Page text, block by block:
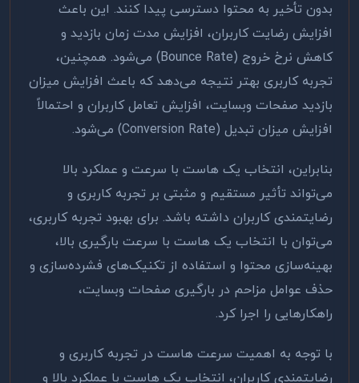
بدون تأخیر به محتوا دسترسی پیدا کنند. این باعث
افزایش رضایت کاربران، افزایش مدت زمان بازدید و
کاهش نرخ خروج (Bounce Rate) می‌شود. همچنین،
تجربه کاربری بهتر نتیجه می‌دهد که باعث افزایش میزان
بازدید صفحات وبسایت، افزایش تعامل کاربران و احتمالاً
افزایش میزان تبدیل (Conversion Rate) می‌شود.
بنابراین، انتخاب یک هاست با سرعت و عملکرد بالا
می‌تواند تأثیر مستقیم و مثبتی بر تجربه کاربری و
رضایتمندی کاربران داشته باشد. برای بهبود تجربه کاربری،
می‌توان با انتخاب یک هاست با سرعت بارگیری بالا،
بهینه‌سازی محتوا و استفاده از تکنیک‌های فشرده‌سازی و
حذف عوامل مزاحم در بارگیری صفحات وبسایت،
راهکارهایی را اجرا کرد.
با توجه به اهمیت سرعت هاست در تجربه کاربری و
رضایتمندی کاربران، انتخاب یک هاست با عملکرد بالا و